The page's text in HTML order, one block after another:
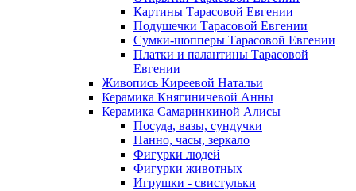
Картины Тарасовой Евгении
Подушечки Тарасовой Евгении
Сумки-шопперы Тарасовой Евгении
Платки и палантины Тарасовой
Евгении
Живопись Киреевой Натальи
Керамика Княгиничевой Анны
Керамика Самаринкиной Алисы
Посуда, вазы, сундучки
Панно, часы, зеркало
Фигурки людей
Фигурки животных
Игрушки - свистульки